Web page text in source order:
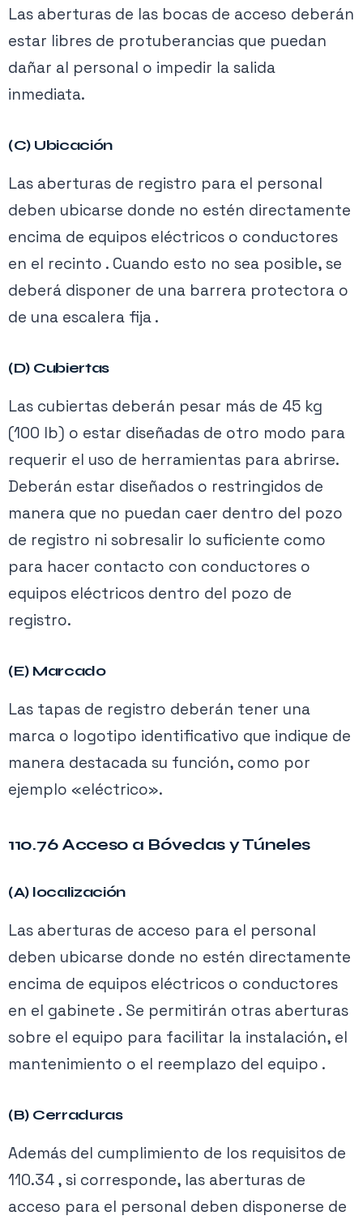
Las aberturas de las bocas de acceso deberán
estar libres de protuberancias que puedan
dañar al personal o impedir la salida
inmediata.
(C) Ubicación
Las aberturas de registro para el personal
deben ubicarse donde no estén directamente
encima de equipos eléctricos o conductores
en el recinto . Cuando esto no sea posible, se
deberá disponer de una barrera protectora o
de una escalera fija .
(D) Cubiertas
Las cubiertas deberán pesar más de 45 kg
(100 lb) o estar diseñadas de otro modo para
requerir el uso de herramientas para abrirse.
Deberán estar diseñados o restringidos de
manera que no puedan caer dentro del pozo
de registro ni sobresalir lo suficiente como
para hacer contacto con conductores o
equipos eléctricos dentro del pozo de
registro.
(E) Marcado
Las tapas de registro deberán tener una
marca o logotipo identificativo que indique de
manera destacada su función, como por
ejemplo «eléctrico».
110.76 Acceso a Bóvedas y Túneles
(A) localización
Las aberturas de acceso para el personal
deben ubicarse donde no estén directamente
encima de equipos eléctricos o conductores
en el gabinete . Se permitirán otras aberturas
sobre el equipo para facilitar la instalación, el
mantenimiento o el reemplazo del equipo .
(B) Cerraduras
Además del cumplimiento de los requisitos de
110.34 , si corresponde, las aberturas de
acceso para el personal deben disponerse de